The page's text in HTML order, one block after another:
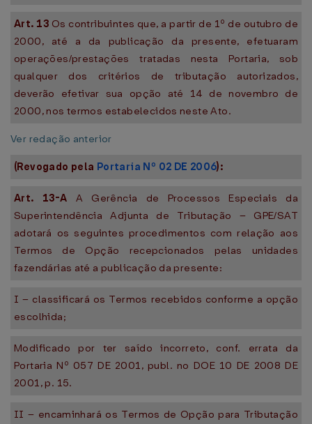
Art. 13 Os contribuintes que, a partir de 1º de outubro de
2000, até a da publicação da presente, efetuaram
operações/prestações tratadas nesta Portaria, sob
qualquer dos critérios de tributação autorizados,
deverão efetivar sua opção até 14 de novembro de
2000, nos termos estabelecidos neste Ato.
Ver redação anterior
(Revogado pela Portaria Nº 02 DE 2006):
Art. 13-A A Gerência de Processos Especiais da
Superintendência Adjunta de Tributação – GPE/SAT
adotará os seguintes procedimentos com relação aos
Termos de Opção recepcionados pelas unidades
fazendárias até a publicação da presente:
I – classificará os Termos recebidos conforme a opção
escolhida;
Modificado por ter saído incorreto, conf. errata da
Portaria Nº 057 DE 2001, publ. no DOE 10 DE 2008 DE
2001, p. 15.
II – encaminhará os Termos de Opção para Tributação